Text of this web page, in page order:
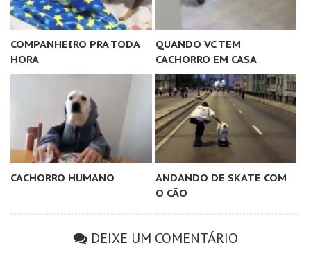
COMPANHEIRO PRA TODA
HORA
QUANDO VC TEM
CACHORRO EM CASA
CACHORRO HUMANO
ANDANDO DE SKATE COM
O CÃO
DEIXE UM COMENTÁRIO